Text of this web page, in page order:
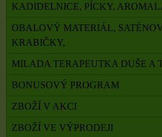
KADIDELNICE, PÍCKY,
OBALOVÝ MATERIÁL,
KRABIČKY,
MILADA TERAPEUTKA DUŠE A
BONUSOVÝ PROGRAM
ZBOŽÍ V AKCI
ZBOŽÍ VE VÝPRODEJI